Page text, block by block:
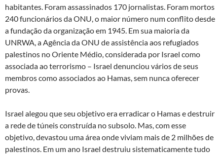
habitantes. Foram assassinados 170 jornalistas. Foram mortos
240 funcionários da ONU, o maior número num conflito desde
a fundação da organização em 1945. Em sua maioria da
UNRWA, a Agência da ONU de assistência aos refugiados
palestinos no Oriente Médio, considerada por Israel como
associada ao terrorismo – Israel denunciou vários de seus
membros como associados ao Hamas, sem nunca oferecer
provas.
Israel alegou que seu objetivo era erradicar o Hamas e destruir
a rede de túneis construída no subsolo. Mas, com esse
objetivo, devastou uma área onde viviam mais de 2 milhões de
palestinos. Em um ano Israel destruiu sistematicamente tudo